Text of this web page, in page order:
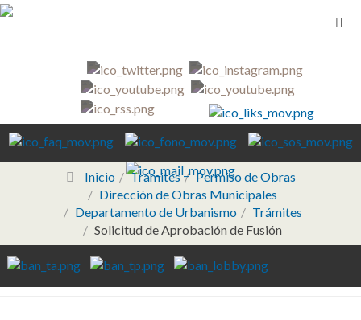
Inicio Trámites
Permiso de Obras
Dirección de Obras Municipales
Departamento de Urbanismo
Trámites
Solicitud de Aprobación de Fusión